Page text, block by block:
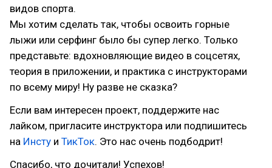
видов спорта.
Мы хотим сделать так, чтобы освоить горные
лыжи или серфинг было бы супер легко. Только
представьте: вдохновляющие видео в соцсетях,
теория в приложении, и практика с инструкторами
по всему миру! Ну разве не сказка?
Если вам интересен проект, поддержите нас
лайком, пригласите инструктора или подпишитесь
на Инсту и ТикТок. Это нас очень подбодрит!
Спасибо, что дочитали! Успехов!